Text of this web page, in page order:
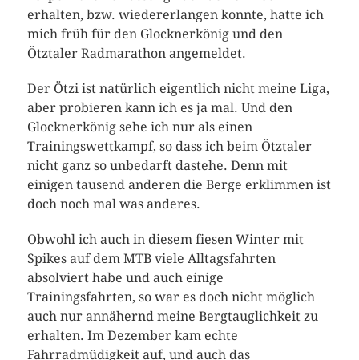
erhalten, bzw. wiedererlangen konnte, hatte ich
mich früh für den Glocknerkönig und den
Ötztaler Radmarathon angemeldet.
Der Ötzi ist natürlich eigentlich nicht meine Liga,
aber probieren kann ich es ja mal. Und den
Glocknerkönig sehe ich nur als einen
Trainingswettkampf, so dass ich beim Ötztaler
nicht ganz so unbedarft dastehe. Denn mit
einigen tausend anderen die Berge erklimmen ist
doch noch mal was anderes.
Obwohl ich auch in diesem fiesen Winter mit
Spikes auf dem MTB viele Alltagsfahrten
absolviert habe und auch einige
Trainingsfahrten, so war es doch nicht möglich
auch nur annähernd meine Bergtauglichkeit zu
erhalten. Im Dezember kam echte
Fahrradmüdigkeit auf, und auch das